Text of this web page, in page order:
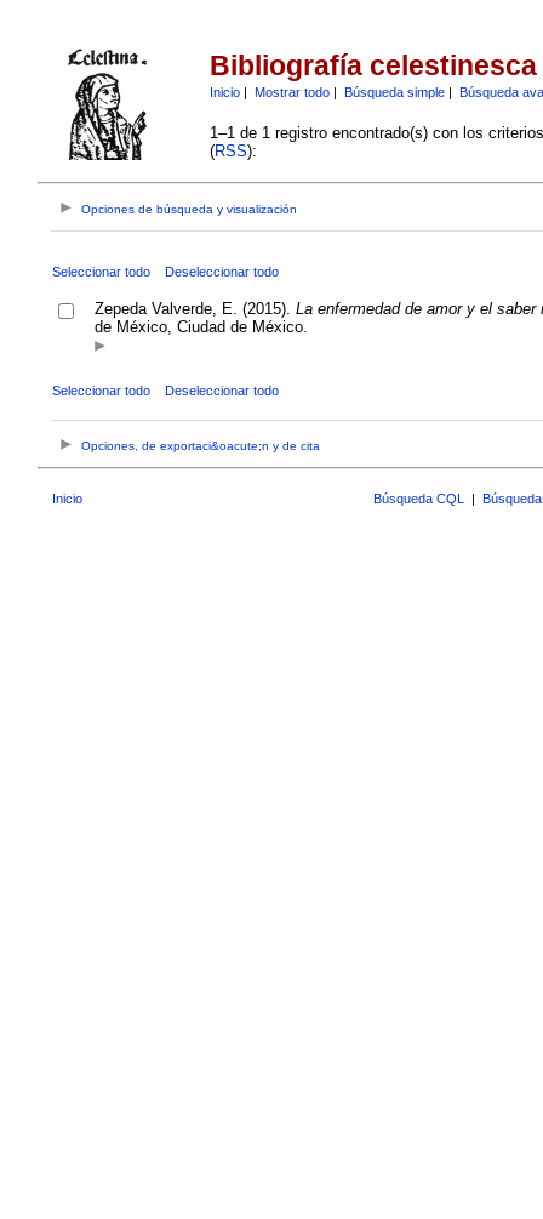
Bibliografía celestinesca
Inicio| Mostrar todo| Búsqueda simple| Búsqueda
1–1 de 1 registro encontrado(s) con los
(RSS):
Opciones de búsqueda y visualización
Seleccionar todo Deseleccionar todo
Zepeda Valverde, E. (2015). La enfermedad de amor y el
de México, Ciudad de México.
Seleccionar todo Deseleccionar todo
Opciones, de exportaci&oacute;n y de cita
Inicio Búsqueda CQL |